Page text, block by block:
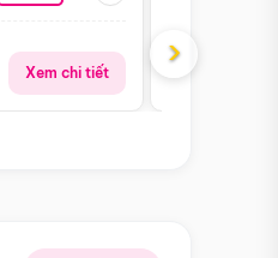
Xem chi tiết
Giá từ:
›